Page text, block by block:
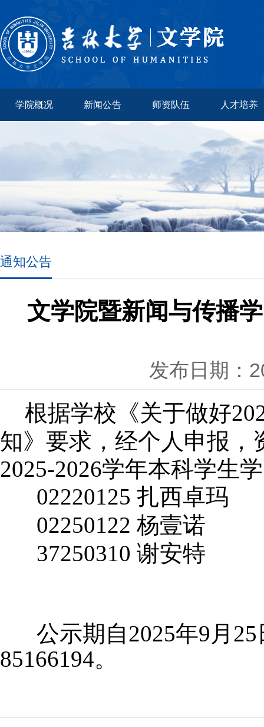
学院概况 新闻公告 师资队伍 人才培养
通知公告
文学院暨新闻与传播
发布日期：
根据学校《关于做好20
知》要求，经个人申报，
2025-2026学年本科学生
02220125 扎西卓玛
02250122 杨壹诺
37250310 谢安特
公示期自2025年9 月25
85166194。